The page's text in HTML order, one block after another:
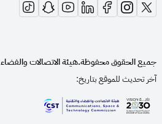
opens in new window
opens in new window
opens in new window
opens in new window
opens in new window
in new window
window
جميع الحقوق محفوظة.هيئة الاتصالات والفضاء
آخر تحديث للموقع بتاريخ: